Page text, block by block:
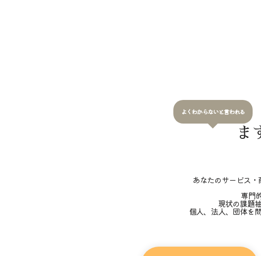
よくわからないと言われる
ま
あなたのサービス
専門
現状の課題
個人、法人、団体を